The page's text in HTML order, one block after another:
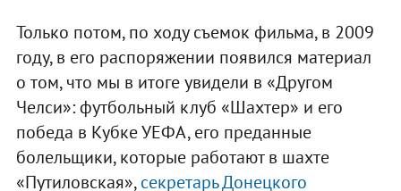
Только потом, по ходу съемок фильма, в 2009
году, в его распоряжении появился материал
о том, что мы в итоге увидели в «Другом
Челси»: футбольный клуб «Шахтер» и его
победа в Кубке УЕФА, его преданные
болельщики, которые работают в шахте
«Путиловская»,секретарь Донецкого